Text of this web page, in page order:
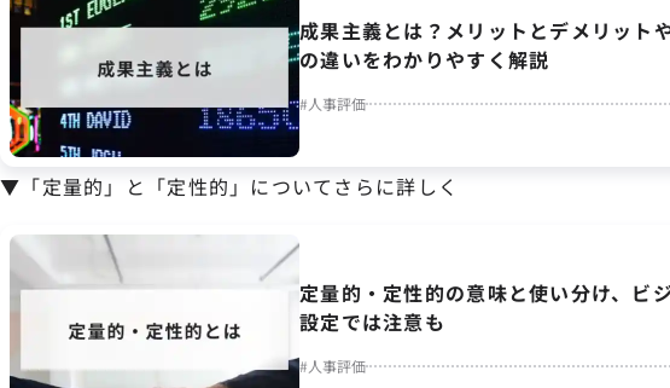
成果主義とは？メリットとデメリット
の違いをわかりやすく解説
#人事評価
▼「定量的」と「定性的」についてさらに詳しく
定量的・定性的の意味と使い分け、ビ
設定では注意も
#人事評価